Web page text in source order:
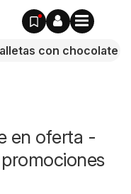
en oferta -